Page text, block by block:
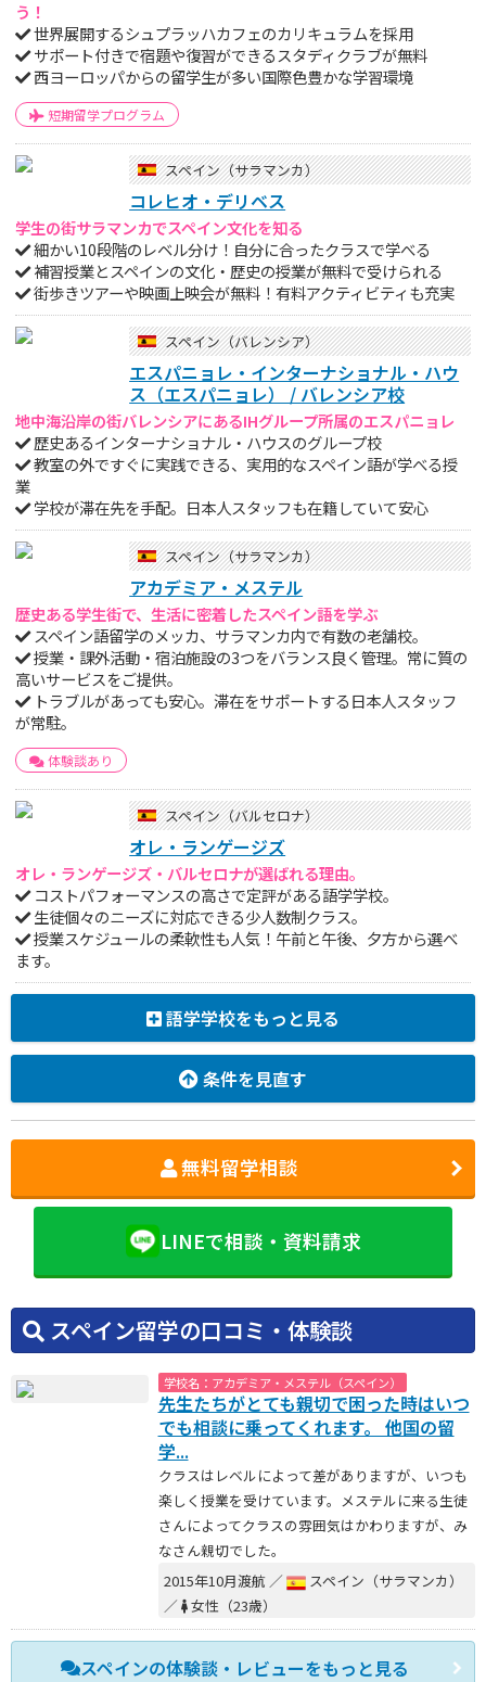
う！
世界展開するシュプラッハカフェのカリキュラムを採用
サポート付きで宿題や復習ができるスタディクラブが無料
西ヨーロッパからの留学生が多い国際色豊かな学習環境
短期留学プログラム
スペイン（サラマンカ）
コレヒオ・デリベス
学生の街サラマンカでスペイン文化を知る
細かい10段階のレベル分け！自分に合ったクラスで学べる
補習授業とスペインの文化・歴史の授業が無料で受けられる
街歩きツアーや映画上映会が無料！有料アクティビティも充実
スペイン（バレンシア）
エスパニョレ・インターナショナル・ハウ
ス（エスパニョレ） / バレンシア校
地中海沿岸の街バレンシアにあるIHグループ所属のエスパニョレ
歴史あるインターナショナル・ハウスのグループ校
教室の外ですぐに実践できる、実用的なスペイン語が学べる授
業
学校が滞在先を手配。日本人スタッフも在籍していて安心
スペイン（サラマンカ）
アカデミア・メステル
歴史ある学生街で、生活に密着したスペイン語を学ぶ
スペイン語留学のメッカ、サラマンカ内で有数の老舗校。
授業・課外活動・宿泊施設の3つをバランス良く管理。常に質の
高いサービスをご提供。
トラブルがあっても安心。滞在をサポートする日本人スタッフ
が常駐。
体験談あり
スペイン（バルセロナ）
オレ・ランゲージズ
オレ・ランゲージズ・バルセロナが選ばれる理由。
コストパフォーマンスの高さで定評がある語学学校。
生徒個々のニーズに対応できる少人数制クラス。
授業スケジュールの柔軟性も人気！午前と午後、夕方から選べ
ます。
語学学校をもっと見る
条件を見直す
無料留学相談
LINEで相談・資料請求
スペイン留学の口コミ・体験談
学校名：アカデミア・メステル（スペイン）
先生たちがとても親切で困った時はいつ
でも相談に乗ってくれます。 他国の留
学...
クラスはレベルによって差がありますが、いつも
楽しく授業を受けています。メステルに来る生徒
さんによってクラスの雰囲気はかわりますが、み
なさん親切でした。
2015年10月渡航 ／
スペイン（サラマンカ）
／ 女性（23歳）
スペインの体験談・レビューをもっと見る